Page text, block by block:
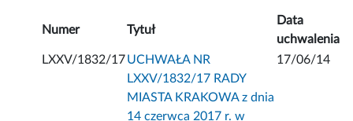
Numer Tytuł
Data
uchwalenia
LXXV/1832/17UCHWAŁA NR
LXXV/1832/17 RADY
MIASTA KRAKOWA z dnia
14 czerwca 2017 r. w
17/06/14